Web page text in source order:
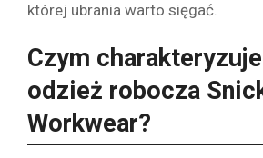
której ubrania warto sięgać.
Czym
odzież robocza
Workwear?